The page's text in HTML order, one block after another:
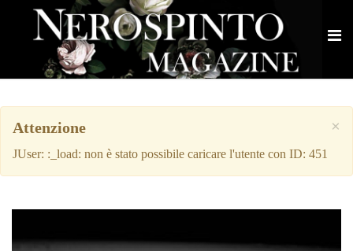
×
Attenzione
JUser: :_load: non è stato possibile caricare l'utente con ID: 451